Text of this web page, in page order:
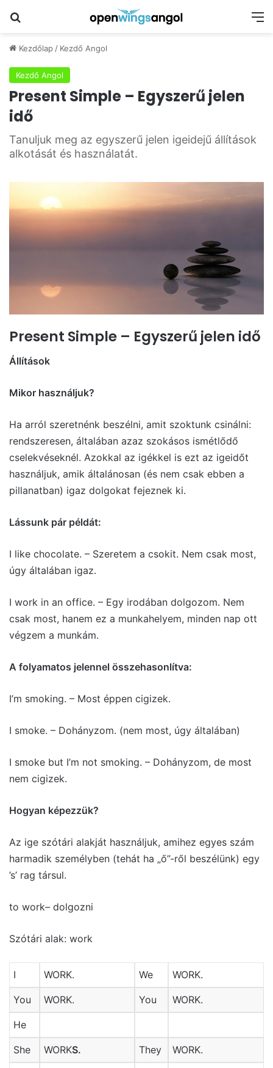
Kezdőlap / Kezdő Angol
Kezdő Angol
Present Simple – Egyszerű jelen
idő
Tanuljuk meg az egyszerű jelen igeidejű állítások
alkotását és használatát.
Present Simple – Egyszerű jelen idő
Állítások
Mikor használjuk?
Ha arról szeretnénk beszélni, amit szoktunk csinálni:
rendszeresen, általában azaz szokásos ismétlődő
cselekvéseknél. Azokkal az igékkel is ezt az igeidőt
használjuk, amik általánosan (és nem csak ebben a
pillanatban) igaz dolgokat fejeznek ki.
Lássunk pár példát:
I like chocolate. – Szeretem a csokit. Nem csak most,
úgy általában igaz.
I work in an office. – Egy irodában dolgozom. Nem
csak most, hanem ez a munkahelyem, minden nap ott
végzem a munkám.
A folyamatos jelennel összehasonlítva:
I’m smoking. – Most éppen cigizek.
I smoke. – Dohányzom. (nem most, úgy általában)
I smoke but I’m not smoking. – Dohányzom, de most
nem cigizek.
Hogyan képezzük?
Az ige szótári alakját használjuk, amihez egyes szám
harmadik személyben (tehát ha „ő”-ről beszélünk) egy
’s’ rag társul.
to work– dolgozni
Szótári alak: work
I WORK. We WORK.
You WORK. You WORK.
He
She WORKS. They WORK.